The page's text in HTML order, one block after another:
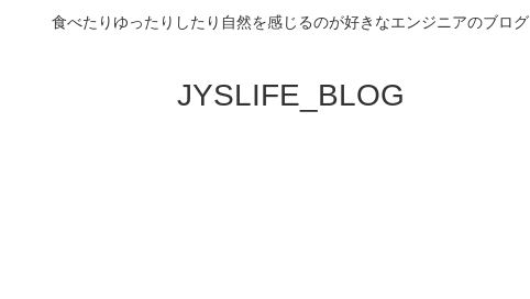
食べたりゆったりしたり自然を感じるのが好きなエンジニアのブログ
JYSLIFE_BLOG